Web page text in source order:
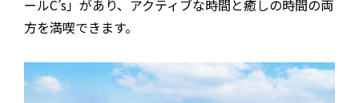
ールC’s」があり、アクティブな時間と癒しの時間の両
方を満喫できます。